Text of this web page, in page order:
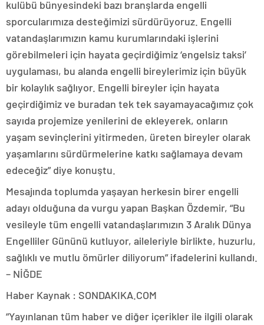
kulübü bünyesindeki bazı branşlarda engelli
sporcularımıza desteğimizi sürdürüyoruz. Engelli
vatandaşlarımızın kamu kurumlarındaki işlerini
görebilmeleri için hayata geçirdiğimiz ‘engelsiz taksi’
uygulaması, bu alanda engelli bireylerimiz için büyük
bir kolaylık sağlıyor. Engelli bireyler için hayata
geçirdiğimiz ve buradan tek tek sayamayacağımız çok
sayıda projemize yenilerini de ekleyerek, onların
yaşam sevinçlerini yitirmeden, üreten bireyler olarak
yaşamlarını sürdürmelerine katkı sağlamaya devam
edeceğiz” diye konuştu.
Mesajında toplumda yaşayan herkesin birer engelli
adayı olduğuna da vurgu yapan Başkan Özdemir, “Bu
vesileyle tüm engelli vatandaşlarımızın 3 Aralık Dünya
Engelliler Gününü kutluyor, aileleriyle birlikte, huzurlu,
sağlıklı ve mutlu ömürler diliyorum” ifadelerini kullandı.
– NİĞDE
Haber Kaynak : SONDAKIKA.COM
“Yayınlanan tüm haber ve diğer içerikler ile ilgili olarak